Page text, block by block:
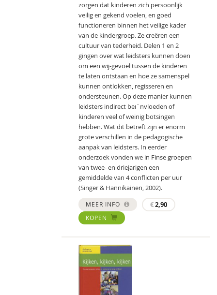
zorgen dat kinderen zich persoonlijk
veilig en gekend voelen, en goed
functioneren binnen het veilige kader
van de kindergroep. Ze creëren een
cultuur van tederheid. Delen 1 en 2
gingen over wat leidsters kunnen doen
om een wij-gevoel tussen de kinderen
te laten ontstaan en hoe ze samenspel
kunnen ontlokken, regisseren en
ondersteunen. Op deze manier kunnen
leidsters indirect beı¨nvloeden of
kinderen veel of weinig botsingen
hebben. Wat dit betreft zijn er enorm
grote verschillen in de pedagogische
aanpak van leidsters. In eerder
onderzoek vonden we in Finse groepen
van twee- en driejarigen een
gemiddelde van 4 conflicten per uur
(Singer & Hannikainen, 2002).
MEER INFO €2,90
KOPEN